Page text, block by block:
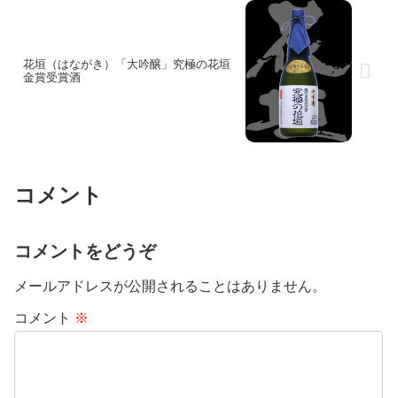
花垣（はながき）「大吟醸」究極の花垣
金賞受賞酒
コメント
コメントをどうぞ
メールアドレスが公開されることはありません。
コメント ※